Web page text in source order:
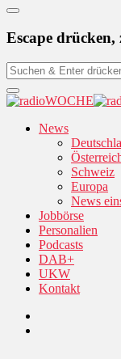
Escape drücken,
News
Schweiz
Europa
News
Jobbörse
Personalien
Podcasts
DAB+
UKW
Kontakt